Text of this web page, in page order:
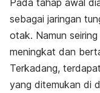
Pada tahap awal
sebagai jaringan
otak. Namun
meningkat dan
Terkadang,
yang ditemukan di